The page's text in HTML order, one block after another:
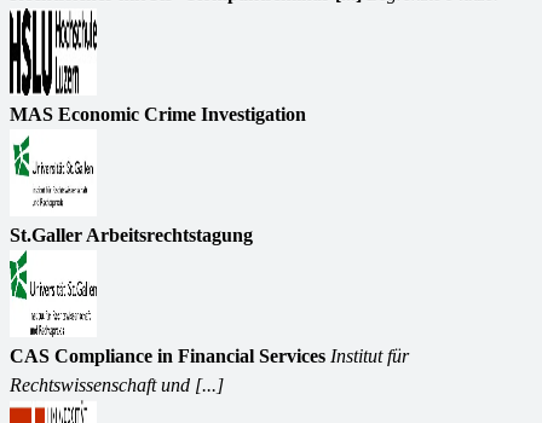
MAS Economic Crime Investigation
St.Galler Arbeitsrechtstagung
CAS Compliance in Financial Services Institut für
Rechtswissenschaft und [...]